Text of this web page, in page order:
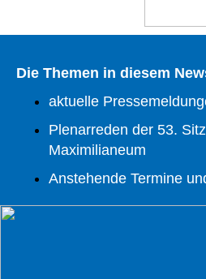
Die Themen in diesem
aktuelle
Plenarreden der 53.
Maximilianeum
Anstehende Termine